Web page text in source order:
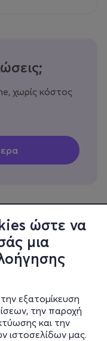
ώστε να
μια
εξατομίκευση
την παροχή
και την
ιστοσελίδων μας.
χωρίς κόστος